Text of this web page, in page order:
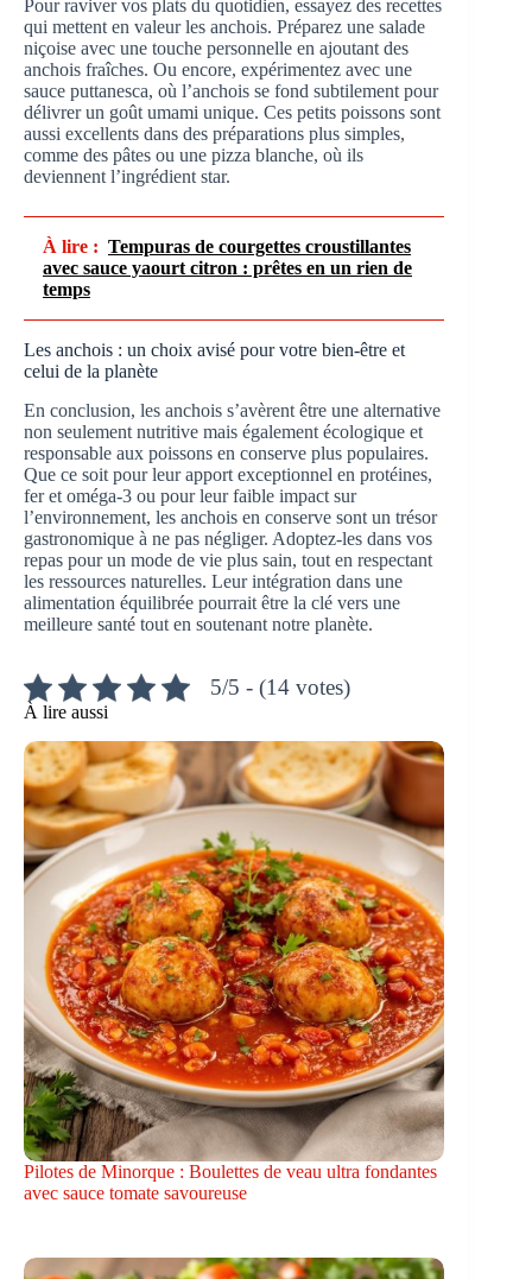
Pour raviver vos plats du quotidien, essayez des recettes
qui mettent en valeur les anchois. Préparez une salade
niçoise avec une touche personnelle en ajoutant des
anchois fraîches. Ou encore, expérimentez avec une
sauce puttanesca, où l’anchois se fond subtilement pour
délivrer un goût umami unique. Ces petits poissons sont
aussi excellents dans des préparations plus simples,
comme des pâtes ou une pizza blanche, où ils
deviennent l’ingrédient star.
À lire : Tempuras de courgettes croustillantes
avec sauce yaourt citron : prêtes en un rien de
temps
Les anchois : un choix avisé pour votre bien-être et
celui de la planète
En conclusion, les anchois s’avèrent être une alternative
non seulement nutritive mais également écologique et
responsable aux poissons en conserve plus populaires.
Que ce soit pour leur apport exceptionnel en protéines,
fer et oméga-3 ou pour leur faible impact sur
l’environnement, les anchois en conserve sont un trésor
gastronomique à ne pas négliger. Adoptez-les dans vos
repas pour un mode de vie plus sain, tout en respectant
les ressources naturelles. Leur intégration dans une
alimentation équilibrée pourrait être la clé vers une
meilleure santé tout en soutenant notre planète.
5/5 - (14 votes)
À lire aussi
Pilotes de Minorque : Boulettes de veau ultra fondantes
avec sauce tomate savoureuse